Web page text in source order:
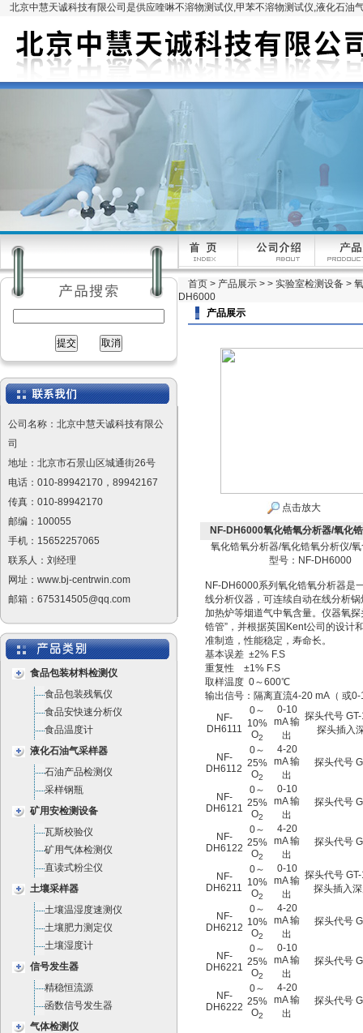
北京中慧天诚科技有限公司是供应喹啉不溶物测试仪,甲苯不溶物测试仪,液化石油
公司名称：北京中慧天诚科技有限公
司
地址：北京市石景山区城通街26号
电话：010-89942170，89942167
传真：010-89942170
邮编：100055
手机：15652257065
联系人：刘经理
网址：www.bj-centrwin.com
邮箱：675314505@qq.com
食品包装材料检测仪
食品包装残氧仪
食品安快速分析仪
食品温度计
液化石油气采样器
石油产品检测仪
采样钢瓶
矿用安检测设备
瓦斯校验仪
矿用气体检测仪
直读式粉尘仪
土壤采样器
土壤温湿度速测仪
土壤肥力测定仪
土壤湿度计
信号发生器
精稳恒流源
函数信号发生器
气体检测仪
首页 > 产品展示 > > 实验室检测设备 >
DH6000
产品展示
点击放大
NF-DH6000氧化锆氧分析器/氧化
氧化锆氧分析器/氧化锆氧分析仪/
型号：NF-DH6000
NF-DH6000系列氧化锆氧分析器是
线分析仪器，可连续自动在线分析锅
加热炉等烟道气中氧含量。仪器氧探
锆管”，并根据英国Kent公司的设计
准制造，性能稳定，寿命长。
基本误差 ±2% F.S
重复性 ±1% F.S
取样温度 0～600℃
输出信号：隔离直流4-20 mA（ 或0-
NF-
DH6111
0～
10%
O2
0-10
mA 输
出
探头代号
探头插入
NF-
DH6112
0～
25%
O2
4-20
mA 输
出
探头代号
NF-
DH6121
0～
25%
O2
0-10
mA 输
出
探头代号
NF-
DH6122
0～
25%
O2
4-20
mA 输
出
探头代号
NF-
DH6211
0～
10%
O2
0-10
mA 输
出
探头代号
探头插入
NF-
DH6212
0～
10%
O2
4-20
mA 输
出
探头代号
NF-
DH6221
0～
25%
O2
0-10
mA 输
出
探头代号
NF-
DH6222
0～
25%
O2
4-20
mA 输
出
探头代号